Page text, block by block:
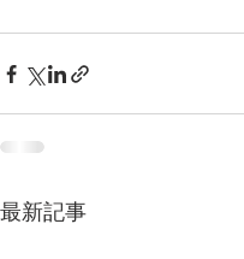
最新記事